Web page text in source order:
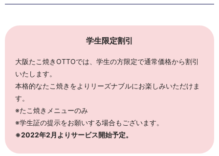
学生限定割引
大阪たこ焼きOTTOでは、学生の方限定で通常価格から割引
いたします。
本格的なたこ焼きをよりリーズナブルにお楽しみいただけま
す。
※たこ焼きメニューのみ
※学生証の提示をお願いする場合もございます。
※2022年2月よりサービス開始予定。